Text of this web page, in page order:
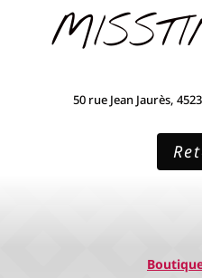
50 rue Jean Jaurès,